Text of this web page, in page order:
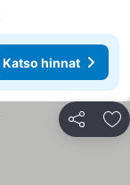
Katso hinnat
Jaa